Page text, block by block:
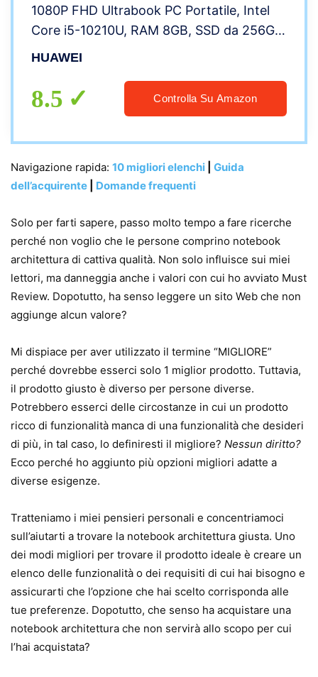
1080P FHD Ultrabook PC Portatile, Intel
Core i5-10210U, RAM 8GB, SSD da 256GB,
Sensore Impronte Digitali, Windows 10
Gray
HUAWEI
8.5 Controlla Su Amazon
Navigazione rapida: 10 migliori elenchi
Guida
dell’acquirente
Domande frequenti
Solo per farti sapere, passo molto tempo a fare ricerche
perché non voglio che le persone comprino notebook
architettura di cattiva qualità. Non solo influisce sui miei
lettori, ma danneggia anche i valori con cui ho avviato Must
Review. Dopotutto, ha senso leggere un sito Web che non
aggiunge alcun valore?
Mi dispiace per aver utilizzato il termine “MIGLIORE”
perché dovrebbe esserci solo 1 miglior prodotto. Tuttavia,
il prodotto giusto è diverso per persone diverse.
Potrebbero esserci delle circostanze in cui un prodotto
ricco di funzionalità manca di una funzionalità che desideri
di più, in tal caso, lo definiresti il ​​migliore? Nessun diritto?
Ecco perché ho aggiunto più opzioni migliori adatte a
diverse esigenze.
Tratteniamo i miei pensieri personali e concentriamoci
sull’aiutarti a trovare la notebook architettura giusta. Uno
dei modi migliori per trovare il prodotto ideale è creare un
elenco delle funzionalità o dei requisiti di cui hai bisogno e
assicurarti che l’opzione che hai scelto corrisponda alle
tue preferenze. Dopotutto, che senso ha acquistare una
notebook architettura che non servirà allo scopo per cui
l’hai acquistata?